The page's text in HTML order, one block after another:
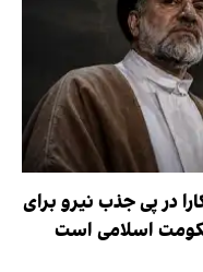
در پی جذب نیرو برای
اسلامی است